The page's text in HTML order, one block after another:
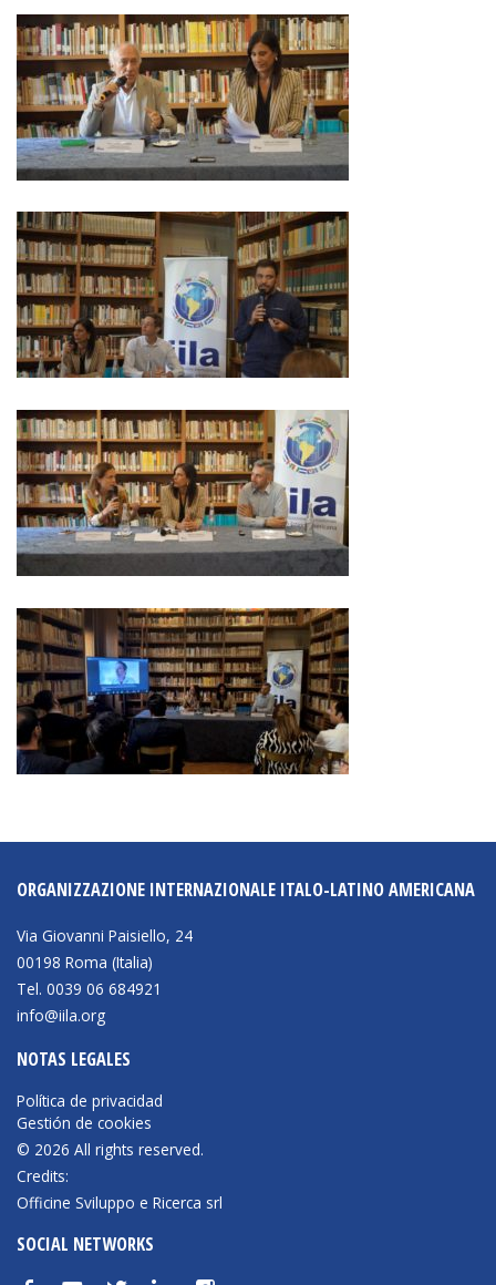
ORGANIZZAZIONE INTERNAZIONALE ITALO-LATINO AMERICANA
Via Giovanni Paisiello, 24
00198 Roma (Italia)
Tel. 0039 06 684921
info@iila.org
NOTAS LEGALES
Política de privacidad
Gestión de cookies
© 2026 All rights reserved.
Credits:
Officine Sviluppo e Ricerca srl
SOCIAL NETWORKS